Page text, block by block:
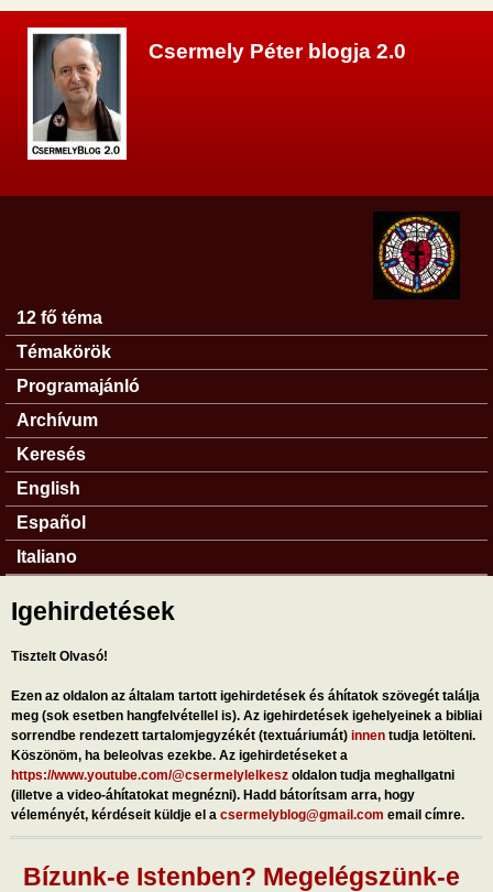
Csermely Péter blogja 2.0
Főmenü
12 fő téma
Témakörök
Programajánló
Archívum
Keresés
English
Español
Italiano
Igehirdetések
Tisztelt Olvasó!
Ezen az oldalon az általam tartott igehirdetések és áhítatok szövegét találja
meg (sok esetben hangfelvétellel is). Az igehirdetések igehelyeinek a bibliai
sorrendbe rendezett tartalomjegyzékét (textuáriumát) innen tudja letölteni.
Köszönöm, ha beleolvas ezekbe. Az igehirdetéseket a
https://www.youtube.com/@csermelylelkesz oldalon tudja meghallgatni
(illetve a video-áhítatokat megnézni). Hadd bátorítsam arra, hogy
véleményét, kérdéseit küldje el a csermelyblog@gmail.com email címre.
Bízunk-e Istenben? Megelégszünk-e